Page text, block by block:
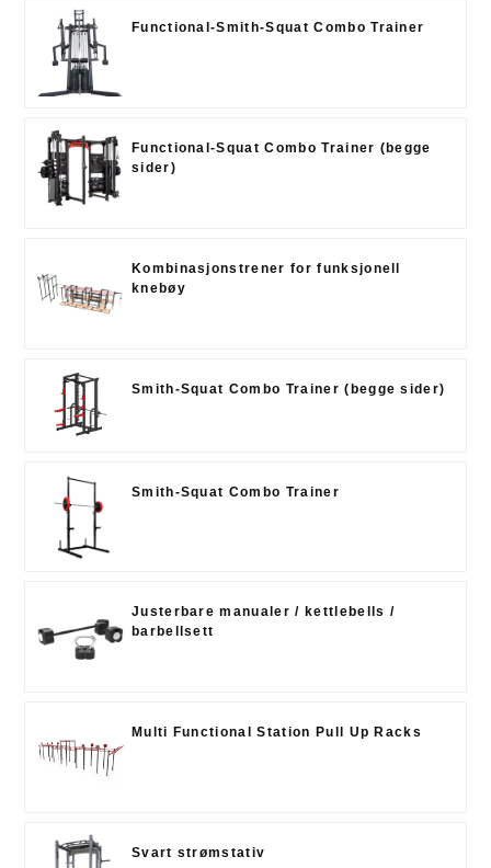
Functional-Smith-Squat Combo Trainer
Functional-Squat Combo Trainer (begge
sider)
Kombinasjonstrener for funksjonell
knebøy
Smith-Squat Combo Trainer (begge sider)
Smith-Squat Combo Trainer
Justerbare manualer / kettlebells /
barbellsett
Multi Functional Station Pull Up Racks
Svart strømstativ